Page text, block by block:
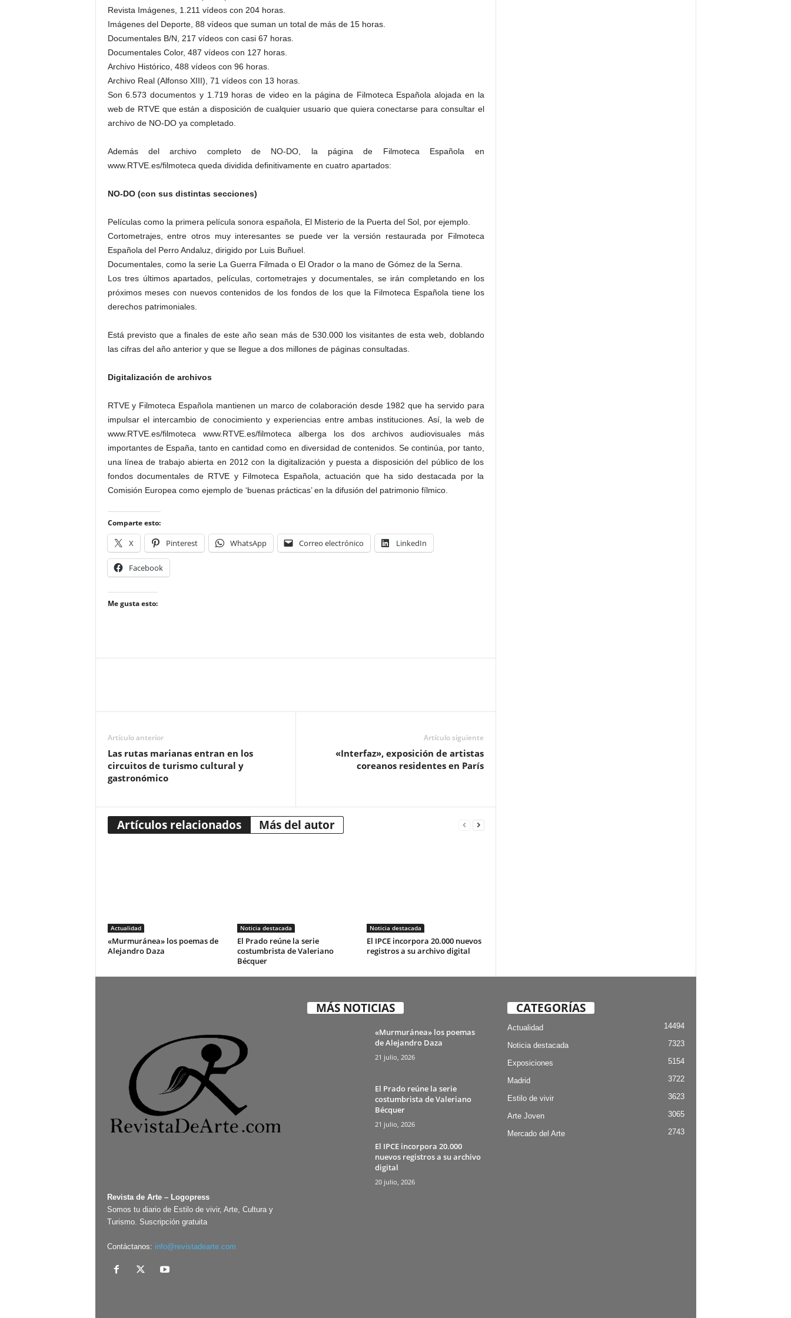
Revista Imágenes, 1.211 vídeos con 204 horas.
Imágenes del Deporte, 88 vídeos que suman un total de más de 15 horas.
Documentales B/N, 217 vídeos con casi 67 horas.
Documentales Color, 487 vídeos con 127 horas.
Archivo Histórico, 488 vídeos con 96 horas.
Archivo Real (Alfonso XIII), 71 vídeos con 13 horas.
Son 6.573 documentos y 1.719 horas de video en la página de Filmoteca Española alojada en la
web de RTVE que están a disposición de cualquier usuario que quiera conectarse para consultar el
archivo de NO-DO ya completado.
Además del archivo completo de NO-DO, la página de Filmoteca Española en
www.RTVE.es/filmoteca queda dividida definitivamente en cuatro apartados:
NO-DO (con sus distintas secciones)
Películas como la primera película sonora española, El Misterio de la Puerta del Sol, por ejemplo.
Cortometrajes, entre otros muy interesantes se puede ver la versión restaurada por Filmoteca
Española del Perro Andaluz, dirigido por Luis Buñuel.
Documentales, como la serie La Guerra Filmada o El Orador o la mano de Gómez de la Serna.
Los tres últimos apartados, películas, cortometrajes y documentales, se irán completando en los
próximos meses con nuevos contenidos de los fondos de los que la Filmoteca Española tiene los
derechos patrimoniales.
Está previsto que a finales de este año sean más de 530.000 los visitantes de esta web, doblando
las cifras del año anterior y que se llegue a dos millones de páginas consultadas.
Digitalización de archivos
RTVE y Filmoteca Española mantienen un marco de colaboración desde 1982 que ha servido para
impulsar el intercambio de conocimiento y experiencias entre ambas instituciones. Así, la web de
www.RTVE.es/filmoteca www.RTVE.es/filmoteca alberga los dos archivos audiovisuales más
importantes de España, tanto en cantidad como en diversidad de contenidos. Se continúa, por tanto,
una línea de trabajo abierta en 2012 con la digitalización y puesta a disposición del público de los
fondos documentales de RTVE y Filmoteca Española, actuación que ha sido destacada por la
Comisión Europea como ejemplo de ‘buenas prácticas’ en la difusión del patrimonio fílmico.
Comparte esto:
X Pinterest WhatsApp Correo electrónico LinkedIn
Facebook
Me gusta esto:
Artículo anterior
Las rutas marianas entran en los
circuitos de turismo cultural y
gastronómico
Artículo siguiente
«Interfaz», exposición de artistas
coreanos residentes en París
Artículos relacionados Más del autor
Actualidad
«Murmuránea» los poemas de
Alejandro Daza
Noticia destacada
El Prado reúne la serie
costumbrista de Valeriano
Bécquer
Noticia destacada
El IPCE incorpora 20.000 nuevos
registros a su archivo digital
Revista de Arte – Logopress
Somos tu diario de Estilo de vivir, Arte, Cultura y
Turismo. Suscripción gratuita
Contáctanos: info@revistadearte.com
MÁS NOTICIAS
«Murmuránea» los poemas
de Alejandro Daza
21 julio, 2026
El Prado reúne la serie
costumbrista de Valeriano
Bécquer
21 julio, 2026
El IPCE incorpora 20.000
nuevos registros a su archivo
digital
20 julio, 2026
CATEGORÍAS
Actualidad 14494
Noticia destacada 7323
Exposiciones 5154
Madrid 3722
Estilo de vivir 3623
Arte Joven 3065
Mercado del Arte 2743